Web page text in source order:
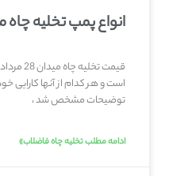
انواع پمپ تخلیه چاه میدان
قیمت
است و هر کدام از آنها کارایی
توضیحات مشخص شد ،
ادامه مطلب تخلیه چاه فاضلاب»